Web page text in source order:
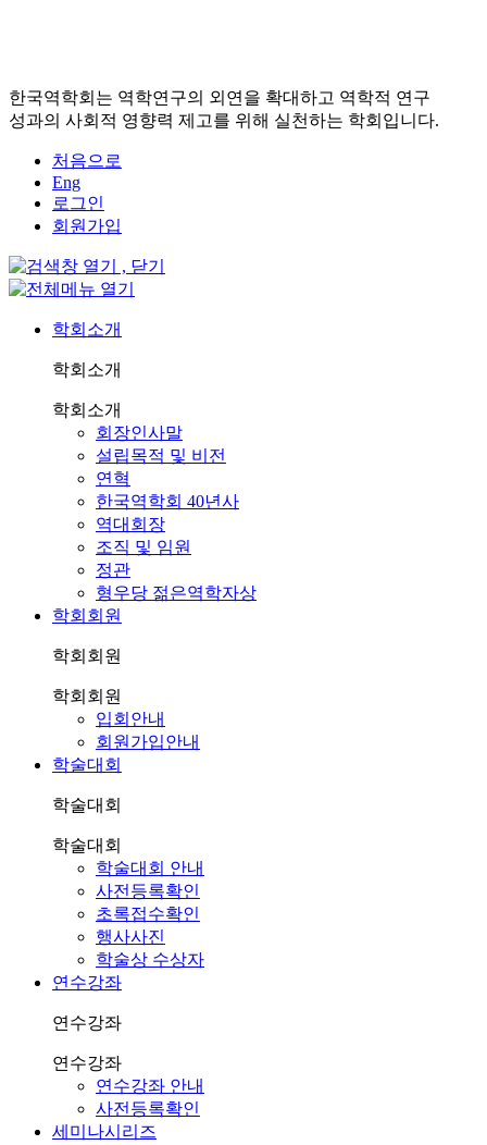
한국역학회는 역학연구의 외연을 확대하고 역학적 연구
성과의 사회적 영향력 제고를 위해 실천하는 학회입니다.
처음으로
Eng
로그인
회원가입
학회소개
학회소개
학회소개
회장인사말
설립목적 및 비전
연혁
한국역학회 40년사
역대회장
조직 및 임원
정관
형우당 젊은역학자상
학회회원
학회회원
학회회원
입회안내
회원가입안내
학술대회
학술대회
학술대회
학술대회 안내
사전등록확인
초록접수확인
행사사진
학술상 수상자
연수강좌
연수강좌
연수강좌
연수강좌 안내
사전등록확인
세미나시리즈